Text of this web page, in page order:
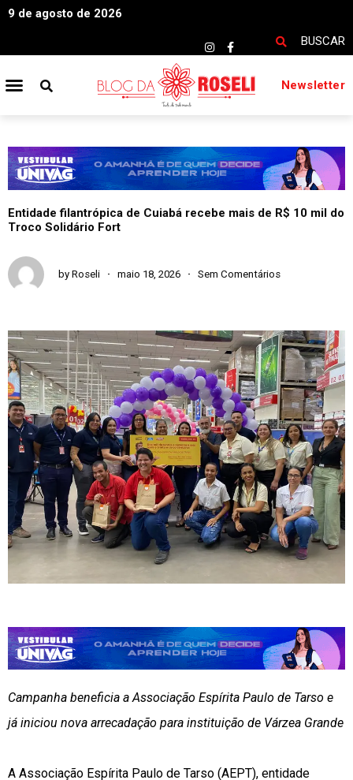
9 de agosto de 2026
BUSCAR
Newsletter
Entidade filantrópica de Cuiabá recebe mais de R$ 10 mil do
Troco Solidário Fort
by Roseli maio 18, 2026 Sem Comentários
Campanha beneficia a Associação Espírita Paulo de Tarso e
já iniciou nova arrecadação para instituição de Várzea Grande
A Associação Espírita Paulo de Tarso (AEPT), entidade